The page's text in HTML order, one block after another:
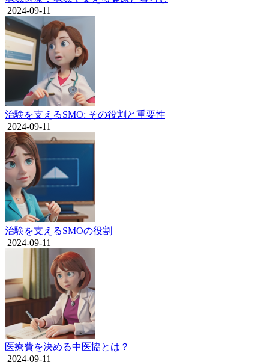
2024-09-11
治験を支えるSMO: その役割と重要性
2024-09-11
治験を支えるSMOの役割
2024-09-11
医療費を決める中医協とは？
2024-09-11